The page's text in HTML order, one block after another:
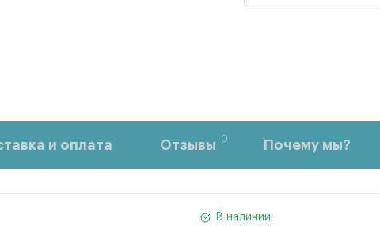
и оплата Отзывы 0 Почему мы?
В наличии